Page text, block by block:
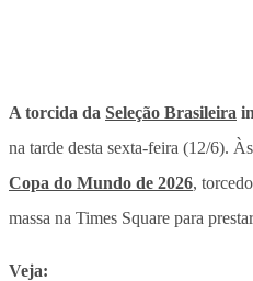
A torcida da Seleção Brasileira
na tarde desta sexta-feira (12/6).
Copa do Mundo de 2026,
massa na Times Square para
Veja: